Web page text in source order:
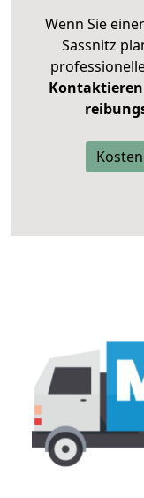
Wenn Sie
Sassnitz